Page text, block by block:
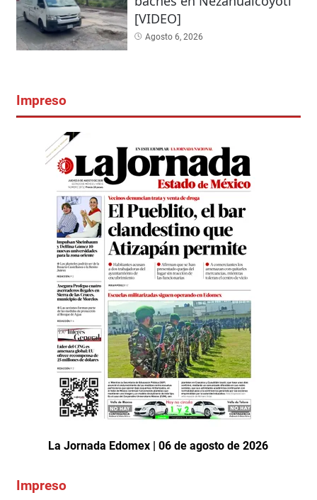
[VIDEO]
Agosto 6, 2026
Impreso
La Jornada Edomex | 06 de agosto de 2026
Impreso